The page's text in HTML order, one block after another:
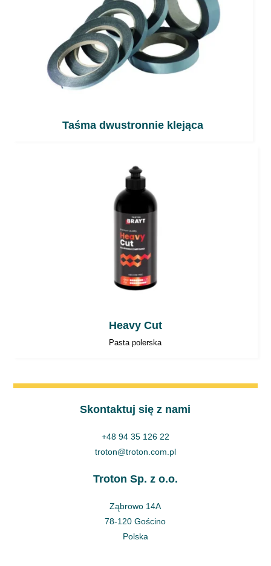
Taśma dwustronnie klejąca
Heavy Cut
Pasta polerska
Skontaktuj się z nami
+48 94 35 126 22
troton@troton.com.pl
Troton Sp. z o.o.
Ząbrowo 14A
78-120 Gościno
Polska